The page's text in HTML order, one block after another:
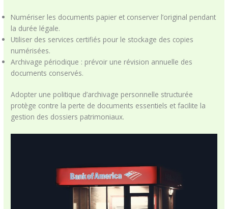
Numériser les documents papier et conserver l’original pendant
la durée légale.
Utiliser des services certifiés pour le stockage des copies
numérisées.
Archivage périodique : prévoir une révision annuelle des
documents conservés.
Adopter une politique d’archivage personnelle structurée
protège contre la perte de documents essentiels et facilite la
gestion des dossiers patrimoniaux.